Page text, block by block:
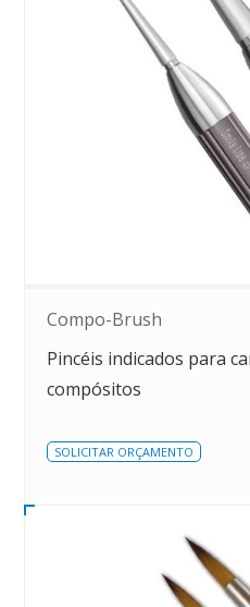
Compo-Brush
Pincéis indicados para
compósitos
SOLICITAR ORÇAMENTO